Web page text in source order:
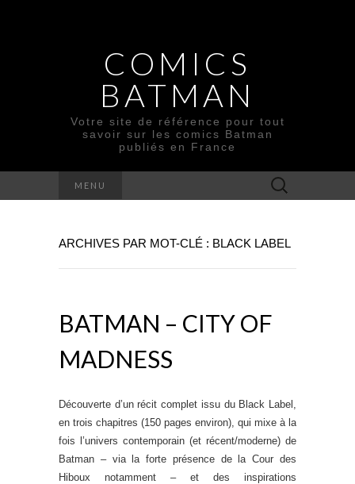
COMICS
BATMAN
Votre site de référence pour tout
savoir sur les comics Batman
publiés en France
MENU Rechercher :
ARCHIVES PAR MOT-CLÉ : BLACK LABEL
BATMAN – CITY OF
MADNESS
Découverte d’un récit complet issu du Black Label,
en trois chapitres (150 pages environ), qui mixe à la
fois l’univers contemporain (et récent/moderne) de
Batman – via la forte présence de la Cour des
Hiboux notamment – et des inspirations